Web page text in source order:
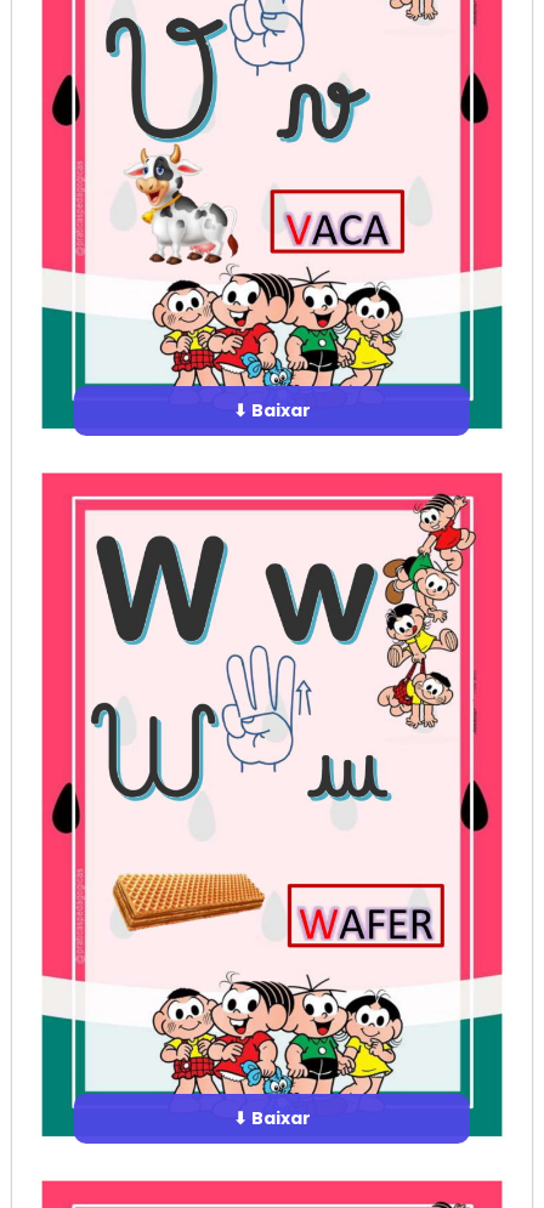
⬇ Baixar
⬇ Baixar